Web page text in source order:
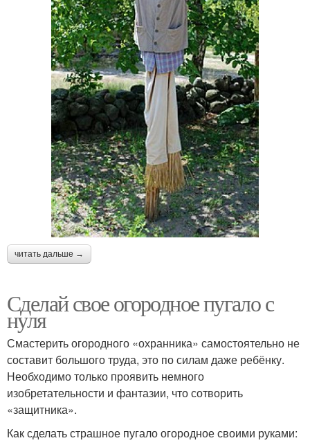
читать дальше →
Сделай свое огородное пугало с
нуля
Смастерить огородного «охранника» самостоятельно не
составит большого труда, это по силам даже ребёнку.
Необходимо только проявить немного
изобретательности и фантазии, что сотворить
«защитника».
Как сделать страшное пугало огородное своими руками: